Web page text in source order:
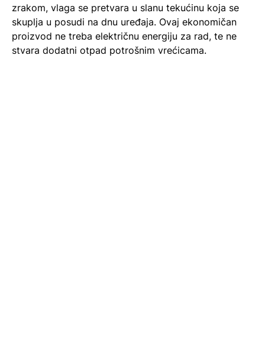
zrakom, vlaga se pretvara u slanu tekućinu koja se
skuplja u posudi na dnu uređaja. Ovaj ekonomičan
proizvod ne treba električnu energiju za rad, te ne
stvara dodatni otpad potrošnim vrećicama.